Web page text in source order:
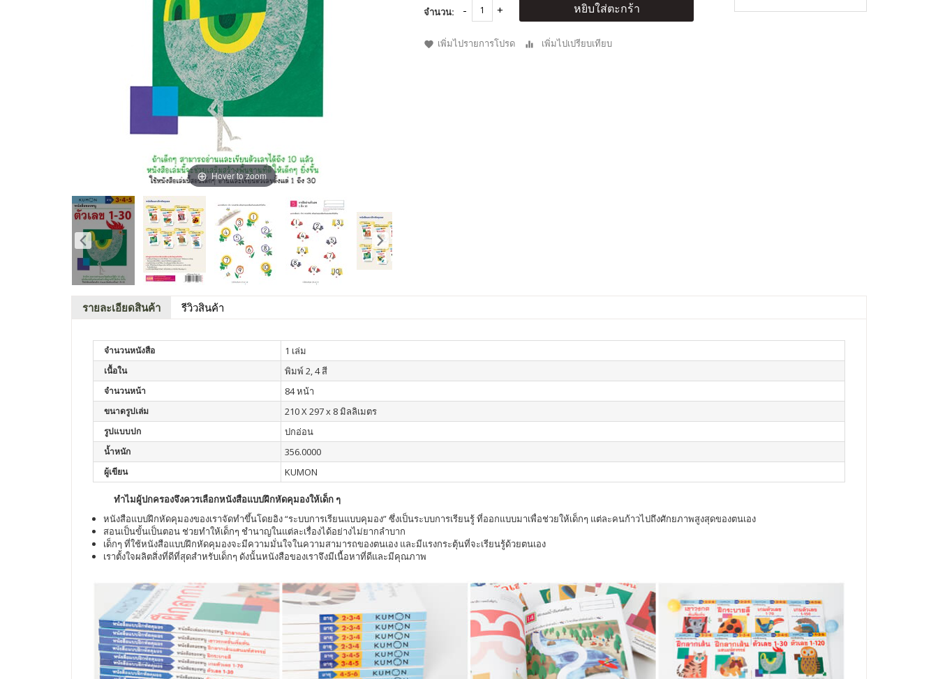
Hover to zoom
จำนวน: หยิบใส่ตะกร้า
เพิ่มไปรายการโปรด เพิ่มไปเปรียบเทียบ
รายละเอียดสินค้า รีวิวสินค้า
จำนวนหนังสือ 1 เล่ม
เนื้อใน พิมพ์ 2, 4 สี
จำนวนหน้า 84 หน้า
ขนาดรูปเล่ม 210 X 297 x 8 มิลลิเมตร
รูปแบบปก ปกอ่อน
น้ำหนัก 356.0000
ผู้เขียน KUMON
ทำไมผู้ปกครองจึงควรเลือกหนังสือแบบฝึกหัดคุมองให้เด็ก ๆ
หนังสือแบบฝึกหัดคุมองของเราจัดทำขึ้นโดยอิง “ระบบการเรียนแบบคุมอง” ซึ่งเป็นระบบการเรียนรู้ ที่ออกแบบมาเพื่อช่วยให้เด็กๆ แต่ละคนก้าวไปถึงศักยภาพสูงสุดของตนเอง
สอนเป็นขั้นเป็นตอน ช่วยทำให้เด็กๆ ชำนาญในแต่ละเรื่องได้อย่างไม่ยากลำบาก
เด็กๆ ที่ใช้หนังสือแบบฝึกหัดคุมองจะมีความมั่นใจในความสามารถของตนเอง และมีแรงกระตุ้นที่จะเรียนรู้ด้วยตนเอง
เราตั้งใจผลิตสิ่งที่ดีที่สุดสำหรับเด็กๆ ดังนั้นหนังสือของเราจึงมีเนื้อหาที่ดีและมีคุณภาพ